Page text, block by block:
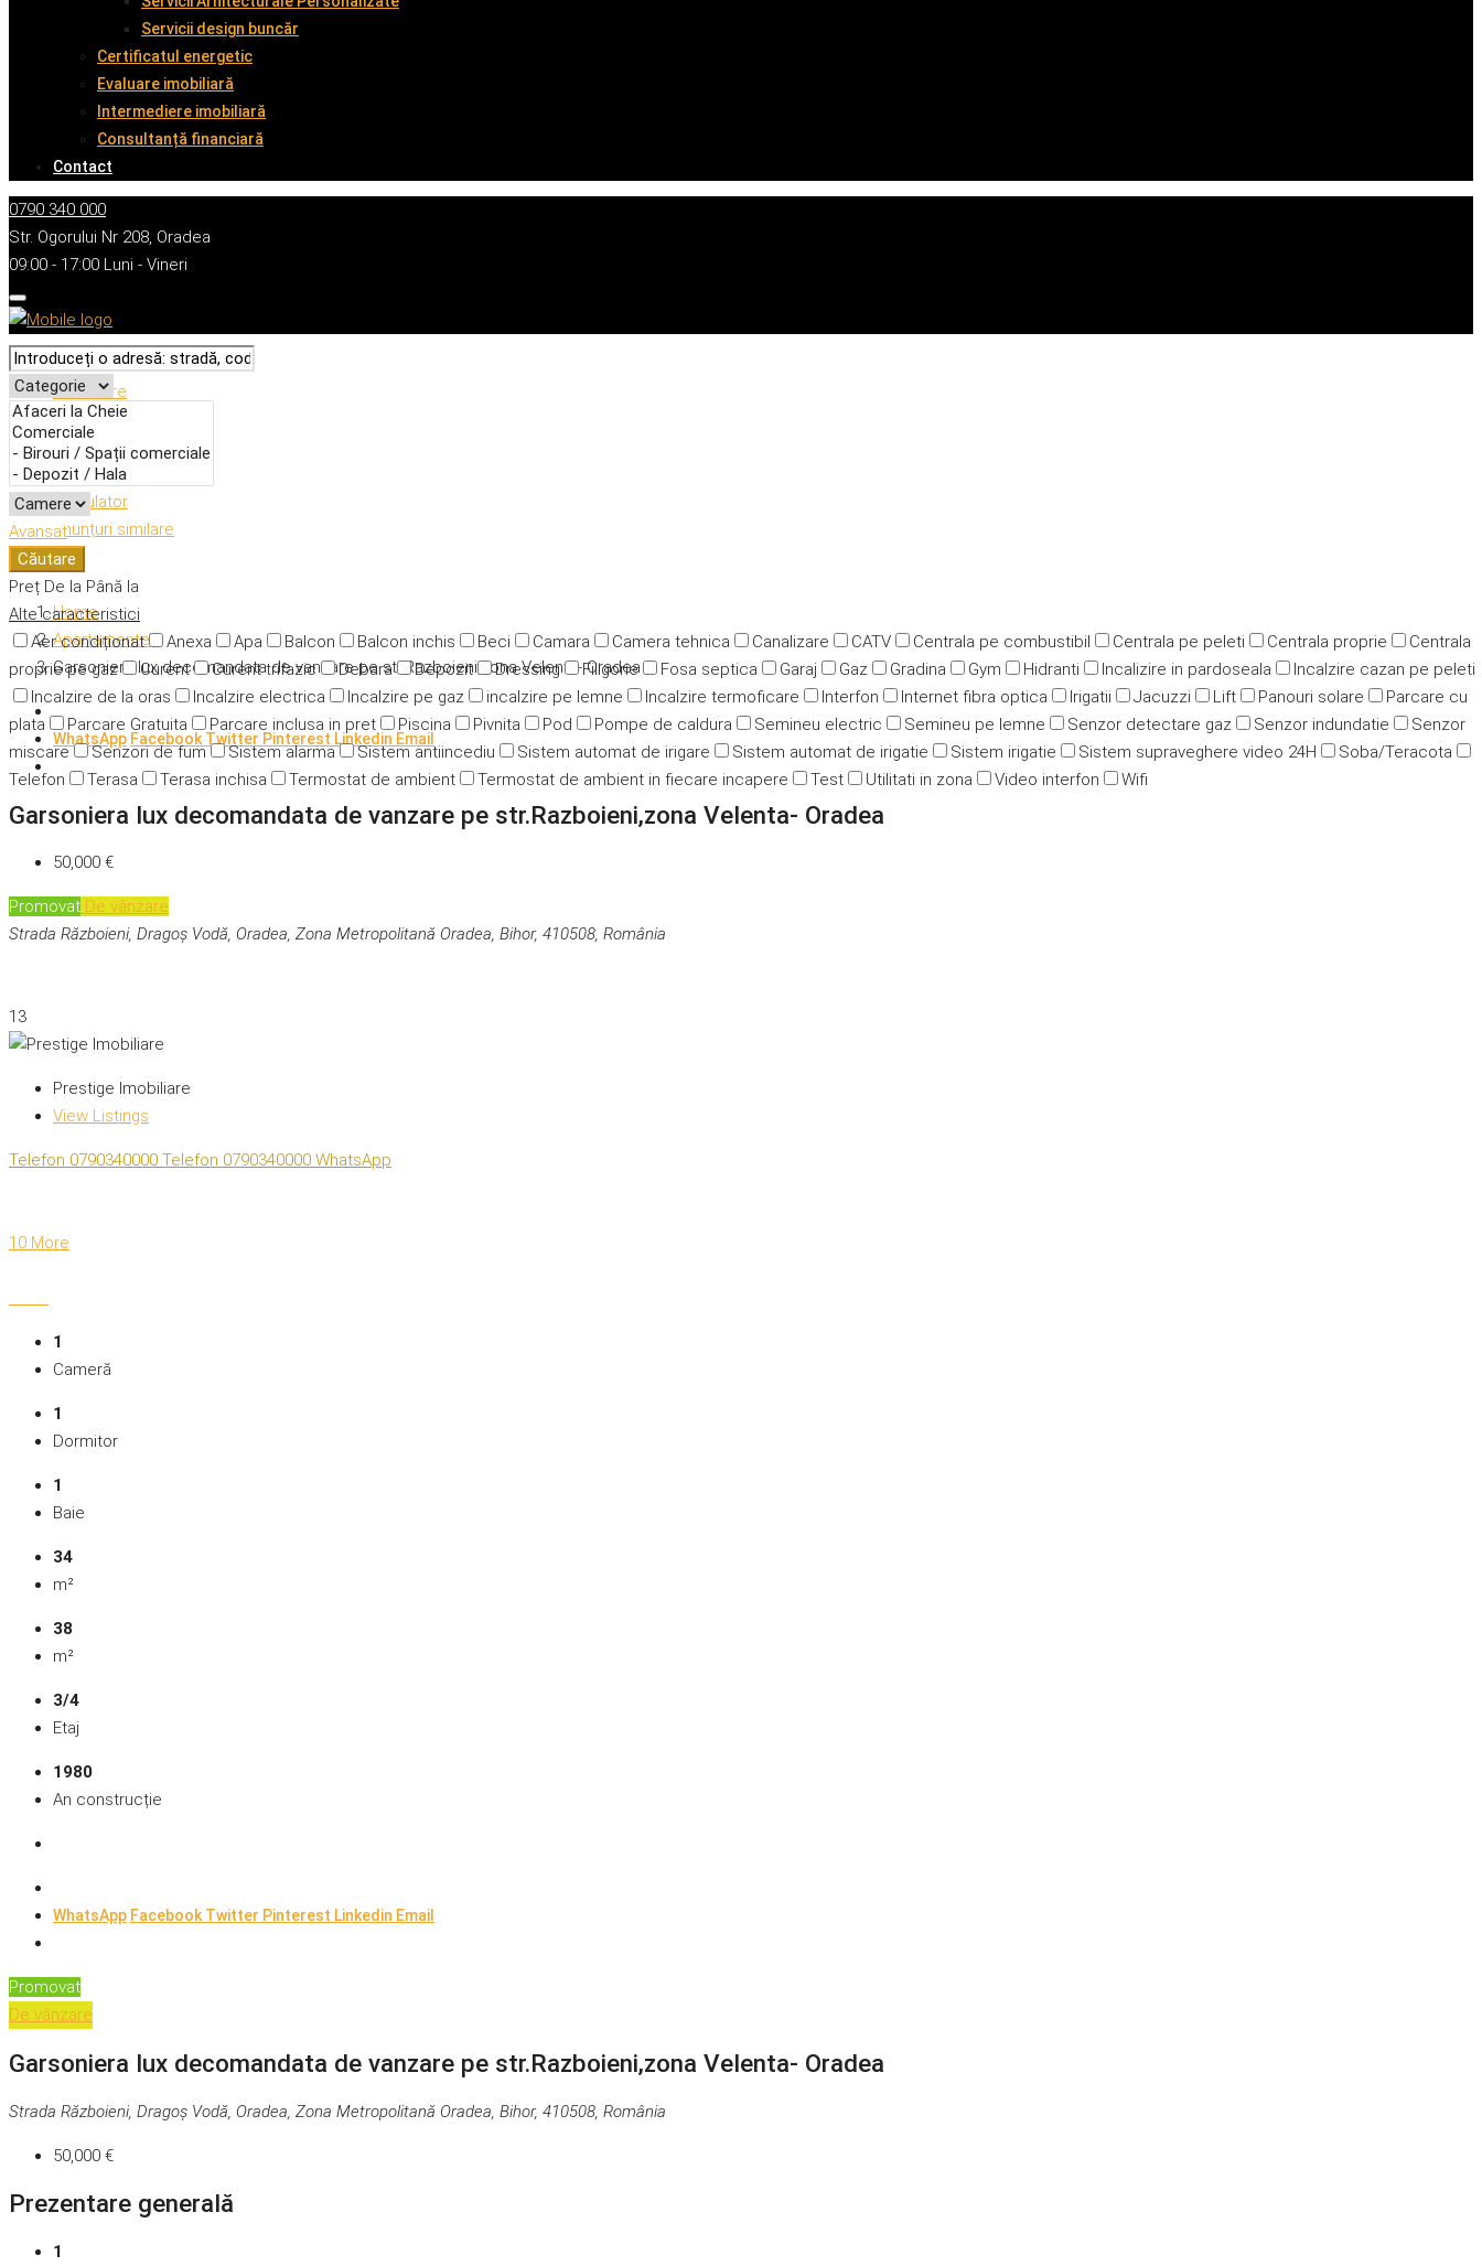
Servicii design buncăr
Certificatul energetic
Evaluare imobiliară
Intermediere imobiliară
Consultanță financiară
Contact
0790 340 000
Str. Ogorului Nr 208, Oradea
09:00 - 17:00 Luni - Vineri
Avansat
Căutare
Preț De la Până la
Alte caracteristici
Aer condiționat
Anexa Apa Balcon Balcon inchis Beci Camara Camera tehnica Canalizare CATV Centrala pe combustibil Centrala pe peleti Centrala proprie
Centrala
proprie pe gaz
Curent Curent trifazic Debara Depozit Dressing Filigorie Fosa septica Garaj Gaz Gradina Gym Hidranti Incalizire in pardoseala
Incalzire cazan pe peleti
Incalzire de la oras
Incalzire electrica Incalzire pe gaz incalzire pe lemne Incalzire termoficare Interfon Internet fibra optica Irigatii Jacuzzi Lift Panouri solare
Parcare cu
plata
Parcare Gratuita Parcare inclusa in pret Piscina Pivnita Pod Pompe de caldura Semineu electric Semineu pe lemne Senzor detectare gaz Senzor indundatie
Senzor
miscare
Senzori de fum Sistem alarma Sistem antiincediu Sistem automat de irigare Sistem automat de irigatie Sistem irigatie Sistem supraveghere video 24H
Soba/Teracota
Telefon
Terasa Terasa inchisa Termostat de ambient Termostat de ambient in fiecare incapere Test Utilitati in zona Video interfon Wifi
Descriere
Caracteristici
Adresă
Detalii
Calculator
Anunțuri similare
Home
Apartamente
Garsoniera lux decomandata de vanzare pe str.Razboieni,zona Velenta- Oradea
WhatsApp Facebook Twitter Pinterest Linkedin Email
Garsoniera lux decomandata de vanzare pe str.Razboieni,zona Velenta- Oradea
50,000 €
Promovat De vânzare
Strada Războieni, Dragoș Vodă, Oradea, Zona Metropolitană Oradea, Bihor, 410508, România
13
Prestige Imobiliare
View Listings
Telefon 0790340000 Telefon 0790340000 WhatsApp
10 More
1
Cameră
1
Dormitor
1
Baie
34
m²
38
m²
3/4
Etaj
1980
An construcție
WhatsApp FacebookTwitter Pinterest Linkedin Email
Promovat
De vânzare
Garsoniera lux decomandata de vanzare pe str.Razboieni,zona Velenta- Oradea
Strada Războieni, Dragoș Vodă, Oradea, Zona Metropolitană Oradea, Bihor, 410508, România
50,000 €
Prezentare generală
1